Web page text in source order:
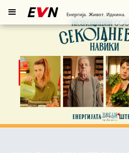
Енергија. Живот. Иднина.